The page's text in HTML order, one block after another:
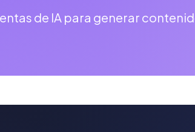
de IA para generar